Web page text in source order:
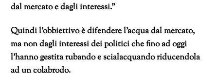
dal mercato e dagli interessi.”
Quindi l’obbiettivo è difendere l’acqua dal mercato,
ma non dagli interessi dei politici che fino ad oggi
l’hanno gestita rubando e scialacquando riducendola
ad un colabrodo.